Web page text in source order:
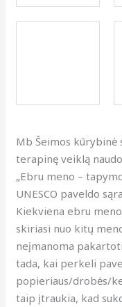
Mb Šeimos kūrybinė
terapinę veiklą
„Ebru meno –
UNESCO paveldo
Kiekviena ebru
skiriasi nuo kitų
neįmanoma
tada, kai perkeli
popieriaus/drobės/
taip įtraukia, kad